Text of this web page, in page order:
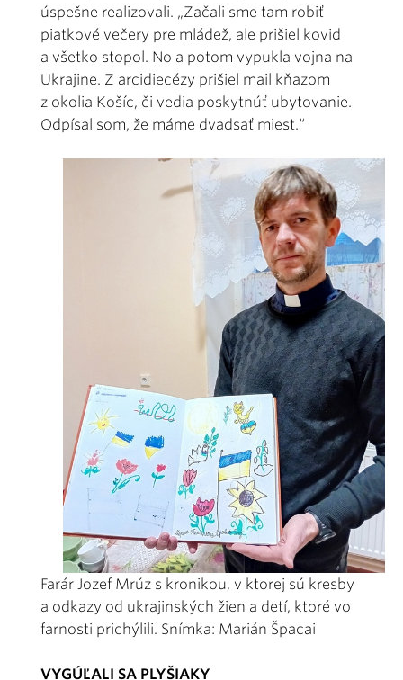
úspešne realizovali. „Začali sme tam robiť
piatkové večery pre mládež, ale prišiel kovid
a všetko stopol. No a potom vypukla vojna na
Ukrajine. Z arcidiecézy prišiel mail kňazom
z okolia Košíc, či vedia poskytnúť ubytovanie.
Odpísal som, že máme dvadsať miest.“
Farár Jozef Mrúz s kronikou, v ktorej sú kresby
a odkazy od ukrajinských žien a detí, ktoré vo
farnosti prichýlili. Snímka: Marián Špacai
VYGÚĽALI SA PLYŠIAKY